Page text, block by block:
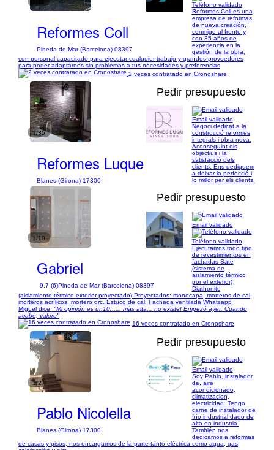
Reformes Coll
Pineda de Mar (Barcelona) 08397
Teléfono validado
Reformes Coll es una
empresa de reformas
de nueva creación,
conmigo al frente y
con 35 años de
experiencia en la
gestión de la obra,
con personal capacitado para ejecutar cualquier trabajo y grandes proveedores
para poder adaptarnos sin problemas a tus necesidades y preferencias
2 veces contratado en Cronoshare
1/35
Pedir presupuesto
Reformes Luque
Blanes (Girona) 17300
Email validado
Negoci dedicat a la
construcció reformes
integrals i obra nova.
Aconseguint els
objectius i la
satisfacció dels
clients. Ens dediquem
a deixar la perfecció i
lo millor per els clients.
1/10
Pedir presupuesto
Gabriel
9,7 (6)Pineda de Mar (Barcelona) 08397
Email validado
Teléfono validado
Ejecutamos todo tipo
de revestimientos en
fachadas Sate
(sistema de
aislamiento térmico
por el exterior)
Diathonite
(aislamiento térmico exterior proyectado) Proyectados: monocapa, morteros de cal,
morteros acrílicos, mortero grc. Estuco de cal, Fachada ventilada Whatsapp
Miguel dice: "Mi opinión es un10...... màs alta... no existe! Empezó ayer. Cuando
acabe, valoro"
16 veces contratado en Cronoshare
1/2
Pedir presupuesto
Pablo Nicolella
Blanes (Girona) 17300
Email validado
Soy Pablo, instalador
de, aire
acondicionado,
climatizacion,
electricidad. Tengo
carne de instalador de
frío industrial dado de
alta en industria.
También nos
dedicamos a reformas
de casas y pisos, nos encargamos de la parte tanto eléctrica como agua, gas,